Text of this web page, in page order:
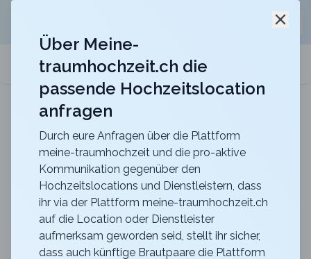
meine-traumhochzeit.ch
ART DECO HOTEL MONTANA
Für eure Hochzeit mit einmaligem Blick auf den
Zurück zur Suche
Grosser Zunftsaal
Zunfthaus zur Saffran
4.6
Über Meine-
traumhochzeit.ch die
passende Hochzeitslocation
anfragen
Durch eure Anfragen über die Plattform
meine-traumhochzeit und die pro-aktive
Kommunikation gegenüber den
Hochzeitslocations und Dienstleistern, dass
ihr via der Plattform meine-traumhochzeit.ch
auf die Location oder Dienstleister
aufmerksam geworden seid, stellt ihr sicher,
dass auch künftige Brautpaare die Plattform